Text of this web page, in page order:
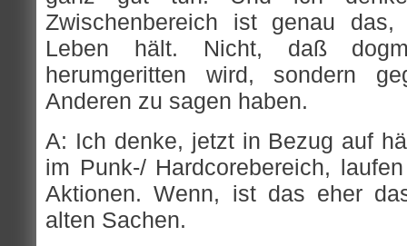
Zwischenbereich ist genau
Leben hält. Nicht, daß
herumgeritten wird, sondern
Anderen zu sagen haben.
A: Ich denke, jetzt in Bezug auf
im Punk-/ Hardcorebereich,
Aktionen. Wenn, ist das eher
alten Sachen.